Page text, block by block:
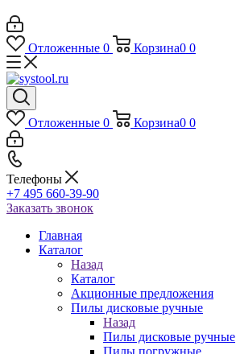
Отложенные 0 Корзина0 0
Отложенные 0 Корзина0 0
Телефоны
+7 495 660-39-90
Заказать звонок
Главная
Каталог
Назад
Каталог
Акционные предложения
Пилы дисковые ручные
Назад
Пилы дисковые ручные
Пилы погружные